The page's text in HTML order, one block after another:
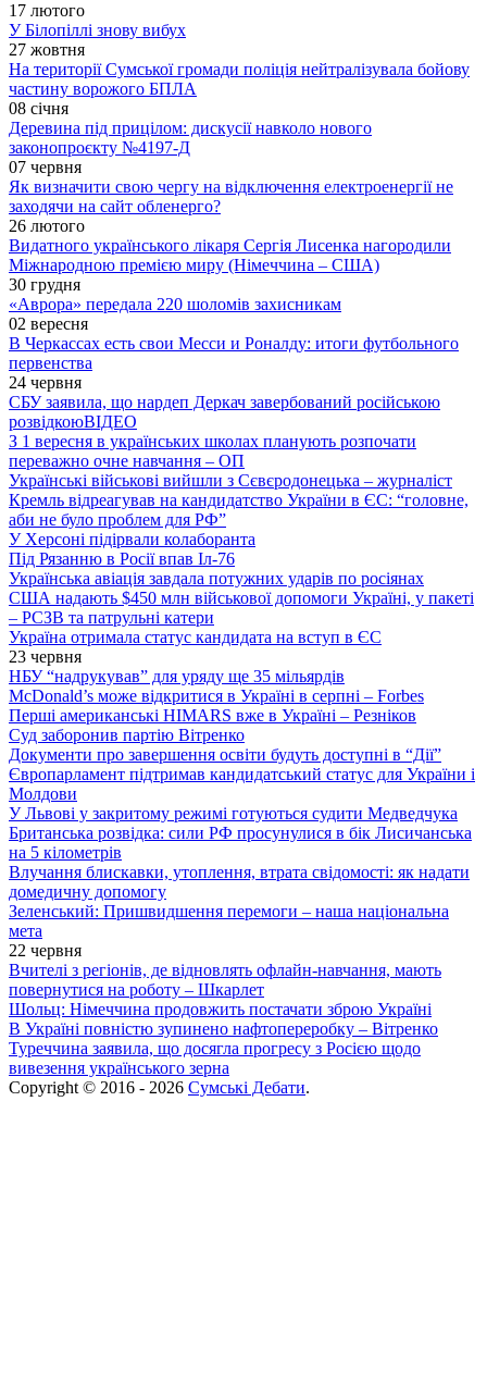
17 лютого
У Білопіллі знову вибух
27 жовтня
На території Сумської громади поліція нейтралізувала бойову
частину ворожого БПЛА
08 січня
Деревина під прицілом: дискусії навколо нового
законопроєкту №4197-Д
07 червня
Як визначити свою чергу на відключення електроенергії не
заходячи на сайт обленерго?
26 лютого
Видатного українського лікаря Сергія Лисенка нагородили
Міжнародною премією миру (Німеччина – США)
30 грудня
«Аврора» передала 220 шоломів захисникам
02 вересня
В Черкассах есть свои Месси и Роналду: итоги футбольного
первенства
24 червня
СБУ заявила, що нардеп Деркач завербований російською
розвідкоюВІДЕО
З 1 вересня в українських школах планують розпочати
переважно очне навчання – ОП
Українські військові вийшли з Сєвєродонецька – журналіст
Кремль відреагував на кандидатство України в ЄС: “головне,
аби не було проблем для РФ”
У Херсоні підірвали колаборанта
Під Рязанню в Росії впав Іл-76
Українська авіація завдала потужних ударів по росіянах
США надають $450 млн військової допомоги Україні, у пакеті
– РСЗВ та патрульні катери
Україна отримала статус кандидата на вступ в ЄС
23 червня
НБУ “надрукував” для уряду ще 35 мільярдів
McDonald’s може відкритися в Україні в серпні – Forbes
Перші американські HIMARS вже в Україні – Резніков
Суд заборонив партію Вітренко
Документи про завершення освіти будуть доступні в “Дії”
Європарламент підтримав кандидатський статус для України і
Молдови
У Львові у закритому режимі готуються судити Медведчука
Британська розвідка: сили РФ просунулися в бік Лисичанська
на 5 кілометрів
Влучання блискавки, утоплення, втрата свідомості: як надати
домедичну допомогу
Зеленський: Пришвидшення перемоги – наша національна
мета
22 червня
Вчителі з регіонів, де відновлять офлайн-навчання, мають
повернутися на роботу – Шкарлет
Шольц: Німеччина продовжить постачати зброю Україні
В Україні повністю зупинено нафтопереробку – Вітренко
Туреччина заявила, що досягла прогресу з Росією щодо
вивезення українського зерна
Copyright © 2016 - 2026 Сумські Дебати.